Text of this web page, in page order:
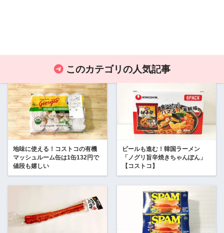
このカテゴリの人気記事
地味に使える！コストコの有機
マッシュルーム缶は1缶132円で
値段も嬉しい
ビールも進む！韓国ラーメン
「ノグリ旨辛焼きちゃんぽん」
【コストコ】